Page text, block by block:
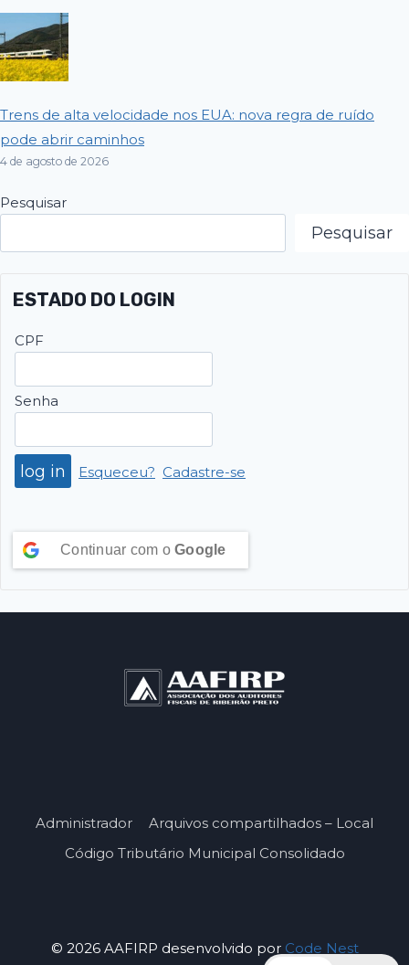
Trens de alta velocidade nos EUA: nova regra de ruído
pode abrir caminhos
4 de agosto de 2026
Pesquisar
Pesquisar
ESTADO DO LOGIN
CPF
Senha
Esqueceu? Cadastre-se
Continuar com o Google
Administrador
Arquivos compartilhados – Local
Código Tributário Municipal Consolidado
© 2026 AAFIRP desenvolvido por Code Nest